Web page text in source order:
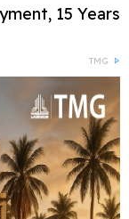
15 Years
TMG